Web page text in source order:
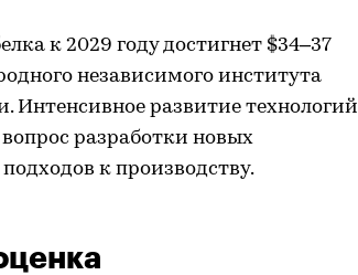
к 2029 году достигнет $34–37
независимого института
Интенсивное развитие технологий
разработки новых
к производству.